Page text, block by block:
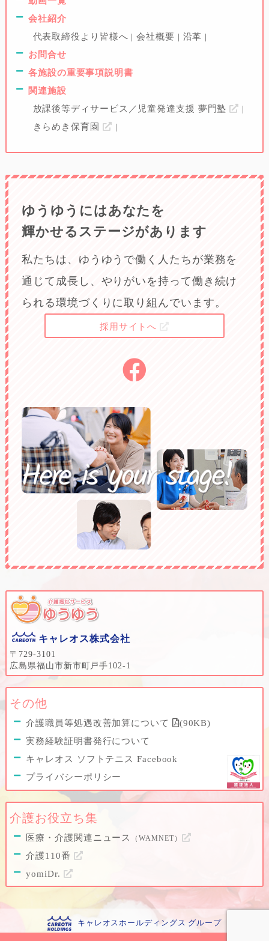
会社紹介
代表取締役より皆様へ
会社概要
沿革
お問合せ
各施設の重要事項説明書
関連施設
放課後等ディサービス／児童発達支援 夢門塾
きらめき保育園
ゆうゆうにはあなたを
輝かせるステージがあります
私たちは、ゆうゆうで働く人たちが業務を
通じて成長し、やりがいを持って働き続け
られる環境づくりに取り組んでいます。
採用サイトへ
キャレオス株式会社
〒729-3101
広島県福山市新市町戸手102-1
その他
介護職員等処遇改善加算について
(90KB)
実務経験証明書発行について
キャレオス ソフトテニス Facebook
プライバシーポリシー
介護お役立ち集
医療・介護関連ニュース （WAMNET）
介護110番
yomiDr.
キャレオスホールディングス グループ